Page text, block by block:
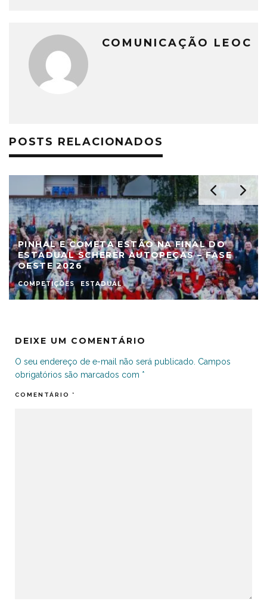
COMUNICAÇÃO LEOC
POSTS RELACIONADOS
PINHAL E COMETA ESTÃO NA FINAL DO
ESTADUAL SCHERER AUTOPEÇAS – FASE
OESTE 2026
COMPETIÇÕES ESTADUAL
DEIXE UM COMENTÁRIO
O seu endereço de e-mail não será publicado. Campos
obrigatórios são marcados com *
COMENTÁRIO *